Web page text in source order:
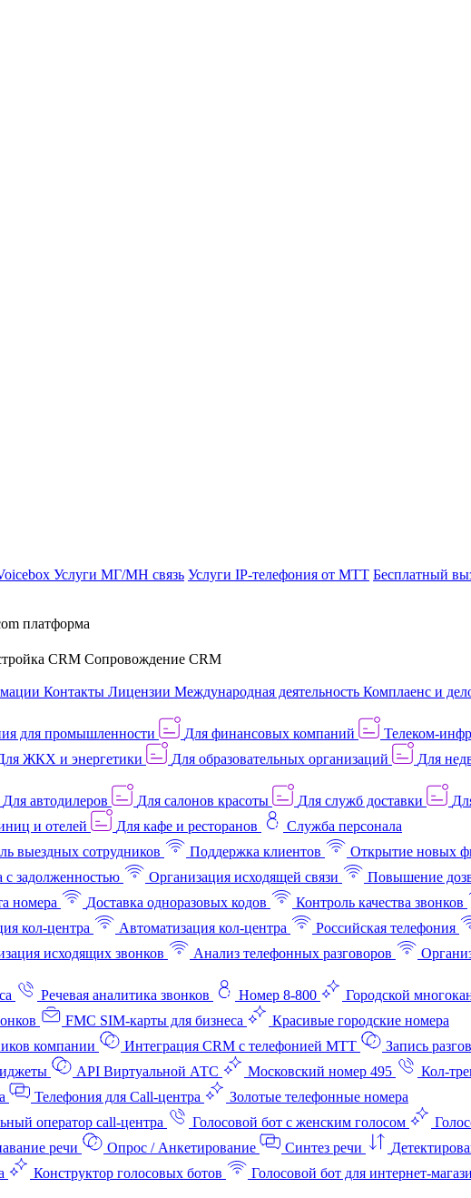
Услуги МГ/МН связь Услуги IP-телефония от МТТ Бесплатный
платформа
CRM Сопровождение CRM
Контакты Лицензии Международная деятельность Комплаенс и
для промышленности Для финансовых компаний Телеком-
ЖКХ и энергетики Для образовательных организаций Для
Для автодилеров Для салонов красоты Для служб доставки
и отелей Для кафе и ресторанов
Служба персонала
выездных сотрудников Поддержка клиентов Открытие новых
с задолженностью Организация исходящей связи Повышение
номера Доставка одноразовых кодов Контроль качества звонков
кол-центра Автоматизация кол-центра Российская телефония
исходящих звонков Анализ телефонных разговоров
Речевая аналитика звонков Номер 8-800 Городской
FMC SIM-карты для бизнеса
Красивые городские номера
компании Интеграция CRM с телефонией МТТ Запись
API Виртуальной АТС Московский номер 495 Кол-
Телефония для Call-центра
Золотые телефонные номера
оператор call-центра Голосовой бот с женским голосом
речи Опрос / Анкетирование Синтез речи
Конструктор голосовых ботов Голосовой бот для